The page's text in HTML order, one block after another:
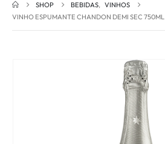
SHOP BEBIDAS, VINHOS
VINHO ESPUMANTE CHANDON DEMI SEC 750ML